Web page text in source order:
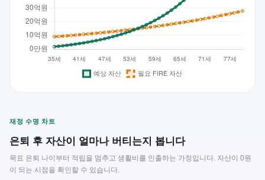
재정 수명 차트
은퇴 후 자산이 얼마나 버티는지 봅니다
목표 은퇴 나이부터 적립을 멈추고 생활비를 인출하는 가정입니다. 자산이 0원
이 되는 시점을 확인할 수 있습니다.